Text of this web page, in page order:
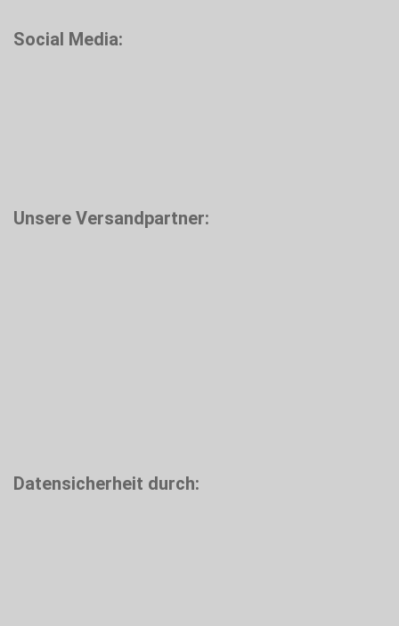
Social Media:
Unsere Versandpartner:
Datensicherheit durch: